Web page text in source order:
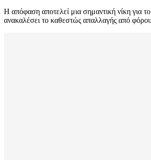
Η απόφαση αποτελεί μια σημαντική νίκη για
ανακαλέσει το καθεστώς απαλλαγής από